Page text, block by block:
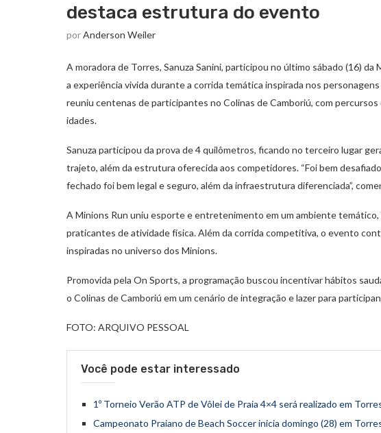
destaca estrutura do evento
porAnderson Weiler
A moradora de Torres, Sanuza Sanini, participou no último sábado (16) da
a experiência vivida durante a corrida temática inspirada nos
reuniu centenas de participantes no Colinas de Camboriú, com
idades.
Sanuza participou da prova de 4 quilômetros, ficando no terceiro lugar
trajeto, além da estrutura oferecida aos competidores. “Foi bem
fechado foi bem legal e seguro, além da infraestrutura diferenciada”,
A Minions Run uniu esporte e entretenimento em um ambiente temático,
praticantes de atividade física. Além da corrida competitiva, o evento
inspiradas no universo dos Minions.
Promovida pela On Sports, a programação buscou incentivar hábitos
o Colinas de Camboriú em um cenário de integração e lazer para
FOTO: ARQUIVO PESSOAL
Você pode estar interessado
1º Torneio Verão ATP de Vôlei de Praia 4×4 será realizado em
Campeonato Praiano de Beach Soccer inicia domingo (28) em